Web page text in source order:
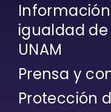
igualdad
UNAM
Prensa y
Protección